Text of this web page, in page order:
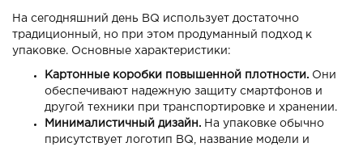
На сегодняшний день BQ использует достаточно
традиционный, но при этом продуманный подход к
упаковке. Основные характеристики:
Картонные коробки повышенной плотности. Они
обеспечивают надежную защиту смартфонов и
другой техники при транспортировке и хранении.
Минималистичный дизайн. На упаковке обычно
присутствует логотип BQ, название модели и